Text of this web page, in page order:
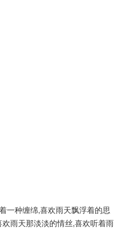
一种缠绵,喜欢雨天飘浮着的思
雨天那淡淡的情丝,喜欢听着雨